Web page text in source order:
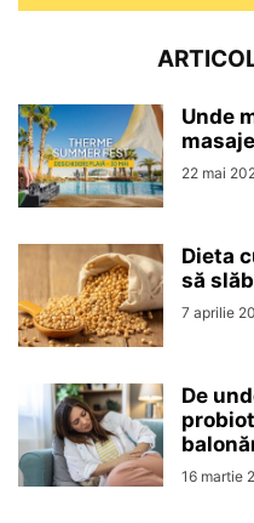
Unde
22 mai
Dieta
să
7 aprilie
De
16 martie